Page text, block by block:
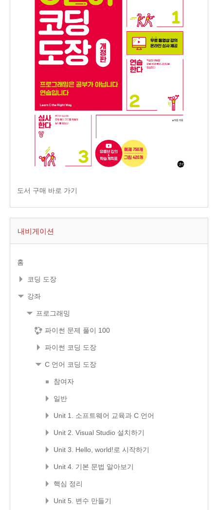
도서 구매 바로 가기
내비게이션
홈
코딩 도장
강좌
프로그래밍
파이썬 문제 풀이 100
파이썬 코딩 도장
C 언어 코딩 도장
참여자
일반
Unit 1. 소프트웨어 교육과 C 언어
Unit 2. Visual Studio 설치하기
Unit 3. Hello, world!로 시작하기
Unit 4. 기본 문법 알아보기
핵심 정리
Unit 5. 변수 만들기